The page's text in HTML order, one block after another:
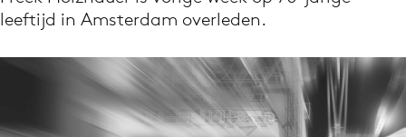
Volg het laatste nieuws via de Adformatie
leeftijd in Amsterdam overleden.